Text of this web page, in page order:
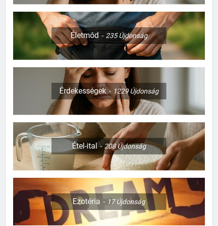
Életmód 235Újdonság
Érdekességek 1229Újdonság
Étel-ital 208Újdonság
Ezotéria 17Újdonság